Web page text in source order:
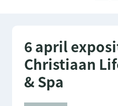
6 april
Christiaan
& Spa